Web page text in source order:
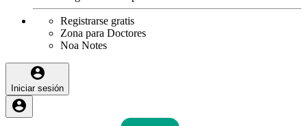
Registrarse gratis
Zona para Doctores
Noa Notes
Iniciar sesión